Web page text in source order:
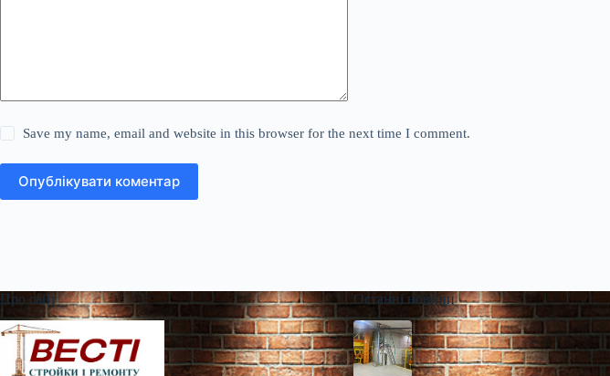
Save my name, email and website in this browser for the next time I comment.
Опублікувати коментар
Про сайт Останні новини